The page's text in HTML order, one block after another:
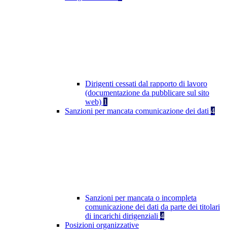
Dirigenti cessati dal rapporto di lavoro
(documentazione da pubblicare sul sito
web) 1
Sanzioni per mancata comunicazione dei dati 4
Sanzioni per mancata o incompleta
comunicazione dei dati da parte dei titolari
di incarichi dirigenziali 4
Posizioni organizzative